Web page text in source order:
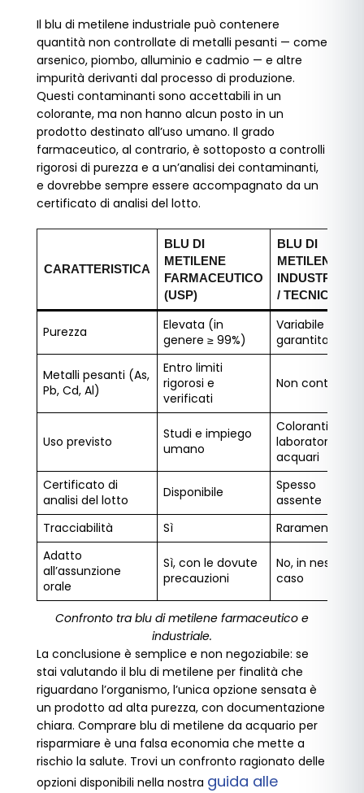
Il blu di metilene industriale può contenere
quantità non controllate di metalli pesanti — come
arsenico, piombo, alluminio e cadmio — e altre
impurità derivanti dal processo di produzione.
Questi contaminanti sono accettabili in un
colorante, ma non hanno alcun posto in un
prodotto destinato all’uso umano. Il grado
farmaceutico, al contrario, è sottoposto a controlli
rigorosi di purezza e a un’analisi dei contaminanti,
e dovrebbe sempre essere accompagnato da un
certificato di analisi del lotto.
CARATTERISTICA
BLU DI
METILENE
FARMACEUTICO
(USP)
BLU DI
METILENE
INDUSTRIALE
/ TECNICO
Purezza
Elevata (in
genere ≥ 99%)
Variabile e non
garantita
Metalli pesanti (As,
Pb, Cd, Al)
Entro limiti
rigorosi e
verificati
Non controllati
Uso previsto
Studi e impiego
umano
Coloranti,
laboratorio,
acquari
Certificato di
analisi del lotto
Disponibile
Spesso
assente
Tracciabilità
Sì
Raramente
Adatto
all’assunzione
orale
Sì, con le dovute
precauzioni
No, in nessun
caso
Confronto tra blu di metilene farmaceutico e
industriale.
La conclusione è semplice e non negoziabile: se
stai valutando il blu di metilene per finalità che
riguardano l’organismo, l’unica opzione sensata è
un prodotto ad alta purezza, con documentazione
chiara. Comprare blu di metilene da acquario per
risparmiare è una falsa economia che mette a
rischio la salute. Trovi un confronto ragionato delle
opzioni disponibili nella nostra guida alle